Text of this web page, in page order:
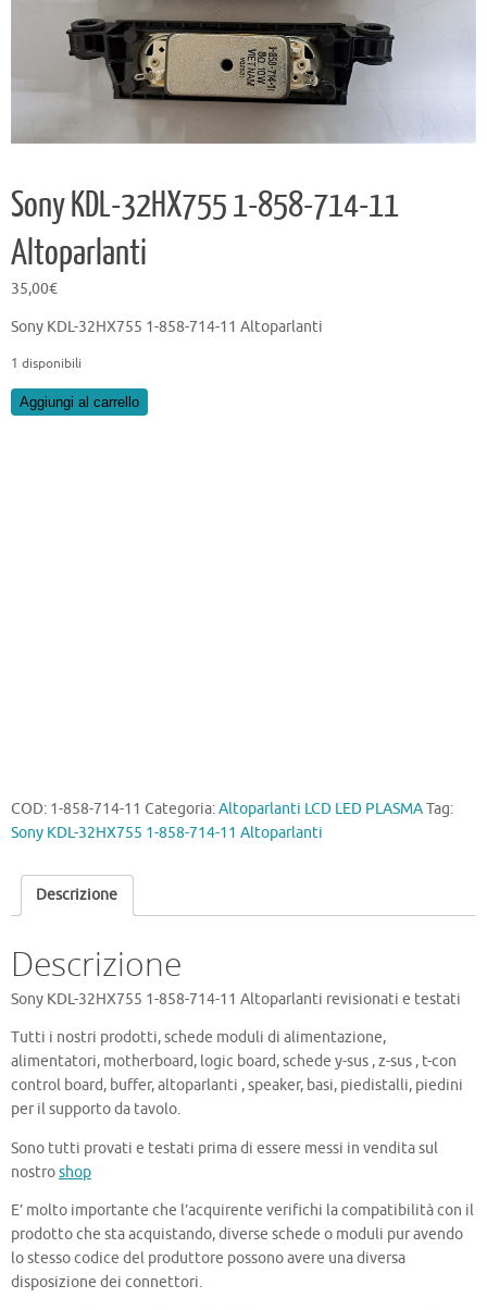
Sony KDL-32HX755 1-858-714-11
Altoparlanti
35,00€
Sony KDL-32HX755 1-858-714-11 Altoparlanti
1 disponibili
Sony
Aggiungi al carrello
COD: 1-858-714-11 Categoria:Altoparlanti LCD LED PLASMATag:
Sony KDL-32HX755 1-858-714-11 Altoparlanti
Descrizione
Descrizione
Sony KDL-32HX755 1-858-714-11 Altoparlanti revisionati e testati
Tutti i nostri prodotti, schede moduli di alimentazione,
alimentatori, motherboard, logic board, schede y-sus , z-sus , t-con
control board, buffer, altoparlanti , speaker, basi, piedistalli, piedini
per il supporto da tavolo.
Sono tutti provati e testati prima di essere messi in vendita sul
nostroshop
E’ molto importante che l’acquirente verifichi la compatibilità con il
prodotto che sta acquistando, diverse schede o moduli pur avendo
lo stesso codice del produttore possono avere una diversa
disposizione dei connettori.